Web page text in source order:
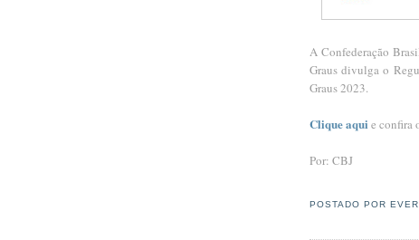
A Confederação
Graus divulga o
Graus 2023.
Clique aqui e confira
Por: CBJ
POSTADO POR